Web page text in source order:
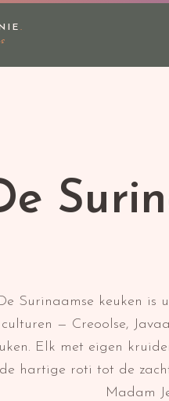
.
Surinaamse keuken is
culturen — Creoolse,
Elk met eigen
de hartige roti tot de
Madam